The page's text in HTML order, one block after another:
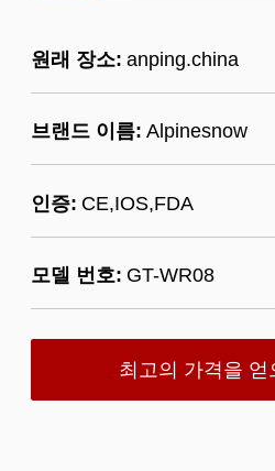
원래 장소: anping.china
브랜드 이름: Alpinesnow
인증: CE,IOS,FDA
모델 번호: GT-WR08
최고의 가격을 얻